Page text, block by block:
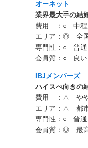
オーネット
業界最大手の結
費用 ：○ 中程
エリア：◎ 全
専門性：○ 普通
会員質：○ 良い
IBJメンバーズ
ハイスぺ向きの
費用 ：△ や
エリア：△ 都
専門性：○ 普通
会員質：◎ 最